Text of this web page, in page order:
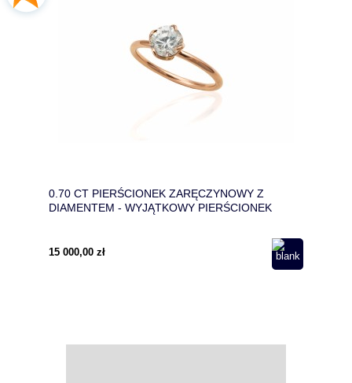
0.70 CT PIERŚCIONEK ZARĘCZYNOWY Z
DIAMENTEM - WYJĄTKOWY PIERŚCIONEK
15 000,00 zł